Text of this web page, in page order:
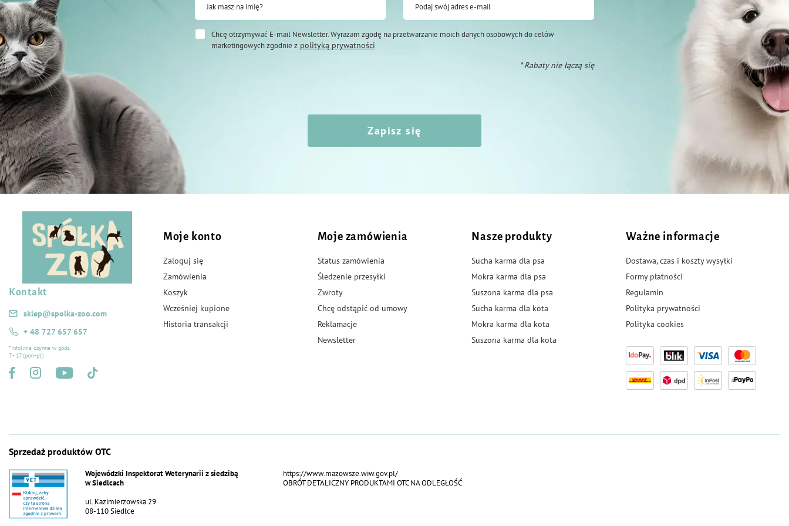
Jak masz na imię? Podaj swój adres e-mail
Chcę otrzymywać E-mail Newsletter. Wyrażam zgodę na przetwarzanie moich danych osobowych do celów
marketingowych zgodnie z polityką prywatności
* Rabaty nie łączą się
Zapisz się
Kontakt
sklep@spolka-zoo.com
+ 48 727 657 657
*Infolinia czynna w godz.
7 - 17 (pon.-pt.)
Moje konto
Zaloguj się
Zamówienia
Koszyk
Wcześniej kupione
Historia transakcji
Moje zamówienia
Status zamówienia
Śledzenie przesyłki
Zwroty
Chcę odstąpić od umowy
Reklamacje
Newsletter
Nasze produkty
Sucha karma dla psa
Mokra karma dla psa
Suszona karma dla psa
Sucha karma dla kota
Mokra karma dla kota
Suszona karma dla kota
Ważne informacje
Dostawa, czas i koszty wysyłki
Formy płatności
Regulamin
Polityka prywatności
Polityka cookies
Sprzedaż produktów OTC
Wojewódzki Inspektorat Weterynarii z siedzibą
w Siedlcach
ul. Kazimierzowska 29
08-110 Siedlce
https://www.mazowsze.wiw.gov.pl/
OBRÓT DETALICZNY PRODUKTAMI OTC NA ODLEGŁOŚĆ